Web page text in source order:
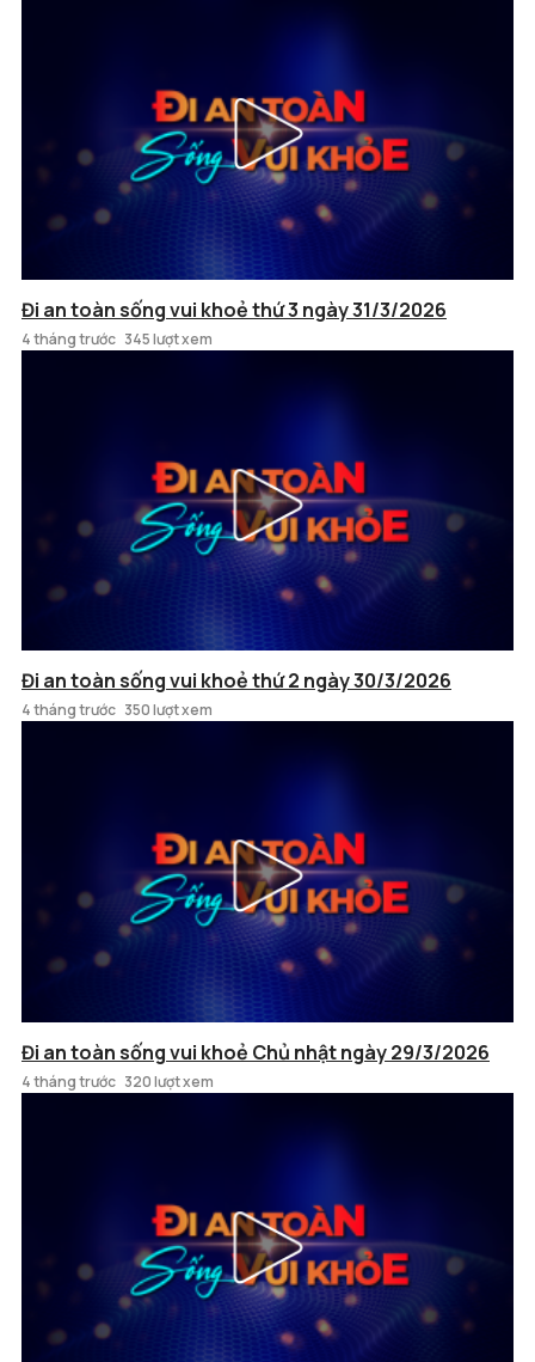
Đi an toàn sống vui khoẻ thứ 3 ngày 31/3/2026
4 tháng trước 345 lượt xem
Đi an toàn sống vui khoẻ thứ 2 ngày 30/3/2026
4 tháng trước 350 lượt xem
Đi an toàn sống vui khoẻ Chủ nhật ngày 29/3/2026
4 tháng trước 320 lượt xem